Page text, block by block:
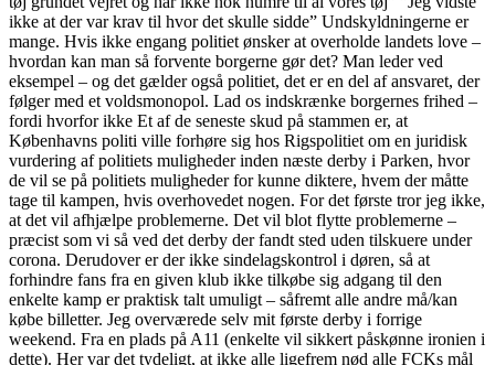
ikke at der var krav til hvor det skulle sidde” Undskyldningerne er
mange. Hvis ikke engang politiet ønsker at overholde landets love –
hvordan kan man så forvente borgerne gør det? Man leder ved
eksempel – og det gælder også politiet, det er en del af ansvaret, der
følger med et voldsmonopol. Lad os indskrænke borgernes frihed –
fordi hvorfor ikke Et af de seneste skud på stammen er, at
Københavns politi ville forhøre sig hos Rigspolitiet om en juridisk
vurdering af politiets muligheder inden næste derby i Parken, hvor
de vil se på politiets muligheder for kunne diktere, hvem der måtte
tage til kampen, hvis overhovedet nogen. For det første tror jeg ikke,
at det vil afhjælpe problemerne. Det vil blot flytte problemerne –
præcist som vi så ved det derby der fandt sted uden tilskuere under
corona. Derudover er der ikke sindelagskontrol i døren, så at
forhindre fans fra en given klub ikke tilkøbe sig adgang til den
enkelte kamp er praktisk talt umuligt – såfremt alle andre må/kan
købe billetter. Jeg overværede selv mit første derby i forrige
weekend. Fra en plads på A11 (enkelte vil sikkert påskønne ironien i
dette). Her var det tydeligt, at ikke alle ligefrem nød alle FCKs mål